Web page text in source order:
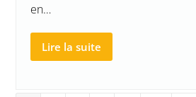
en…
Lire la suite